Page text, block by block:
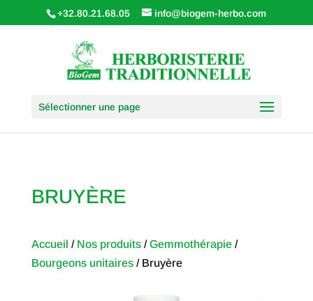
+32.80.21.68.05 info@biogem-herbo.com
Sélectionner une page
BRUYÈRE
Accueil / Nos produits/Gemmothérapie/
Bourgeons unitaires/ Bruyère